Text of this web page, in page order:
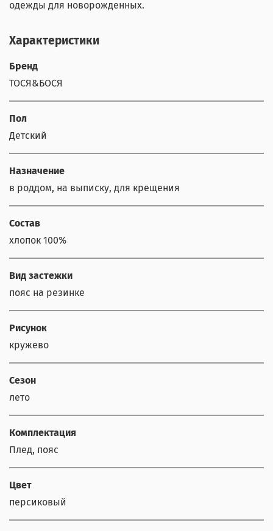
одежды для новорожденных.
Характеристики
Бренд
ТОСЯ&БОСЯ
Пол
Детский
Назначение
в роддом, на выписку, для крещения
Состав
хлопок 100%
Вид застежки
пояс на резинке
Рисунок
кружево
Сезон
лето
Комплектация
Плед, пояс
Цвет
персиковый